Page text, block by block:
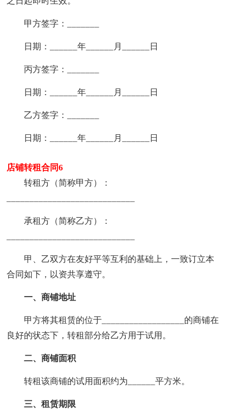
甲方签字：_______
日期：______年______月______日
丙方签字：_______
日期：______年______月______日
乙方签字：_______
日期：______年______月______日
店铺转租合同6
转租方（简称甲方）：
承租方（简称乙方）：
甲、乙双方在友好平等互利的基础上，一致订立本
合同如下，以资共享遵守。
一、商铺地址
甲方将其租赁的位于__________________的商铺在
良好的状态下，转租部分给乙方用于试用。
二、商铺面积
转租该商铺的试用面积约为______平方米。
三、租赁期限